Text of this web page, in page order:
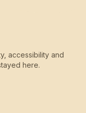
accessibility and
here.